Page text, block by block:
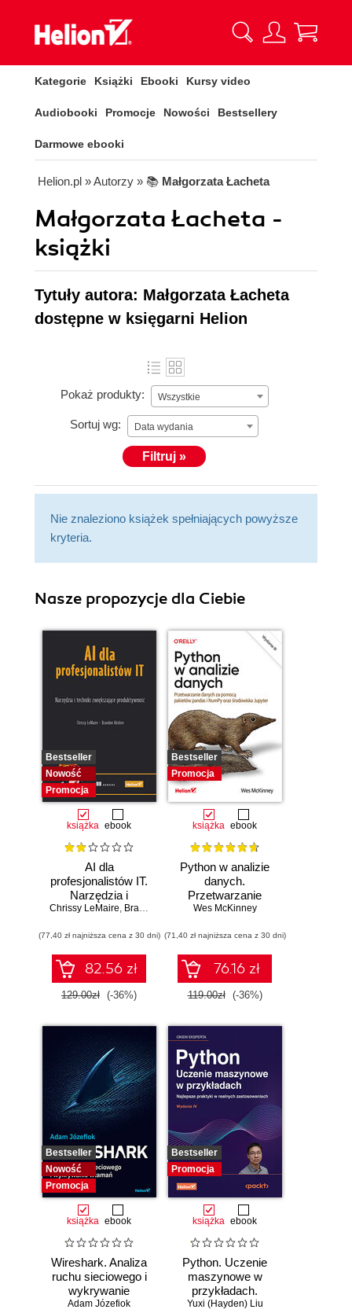
Kategorie Książki Ebooki Kursy video
Audiobooki Promocje Nowości Bestsellery
Darmowe ebooki
Helion.pl » Autorzy » 📚 Małgorzata Łacheta
Małgorzata Łacheta -
książki
Tytuły autora: Małgorzata Łacheta
dostępne w księgarni Helion
Pokaż produkty: Wszystkie
Sortuj wg: Data wydania
Filtruj »
Nie znaleziono książek spełniających powyższe
kryteria.
Nasze propozycje dla Ciebie
Bestseller
Nowość
Promocja
książka ebook
AI dla
profesjonalistów IT.
Narzędzia i
techniki
produktywność
Chrissy LeMaire, Brandon Abshire
(77,40 zł najniższa cena z 30 dni)
82.56 zł
129.00zł (-36%)
Bestseller
Promocja
książka ebook
Python w analizie
danych.
Przetwarzanie
danych za pomocą
NumPy oraz
środowiska
Jupyter. Wydanie
III
Wes McKinney
(71,40 zł najniższa cena z 30 dni)
76.16 zł
119.00zł (-36%)
Bestseller
Nowość
Promocja
książka ebook
Wireshark. Analiza
ruchu sieciowego i
wykrywanie
włamań
Adam Józefiok
Bestseller
Promocja
książka ebook
Python. Uczenie
maszynowe w
przykładach.
Najlepsze praktyki
Yuxi (Hayden) Liu